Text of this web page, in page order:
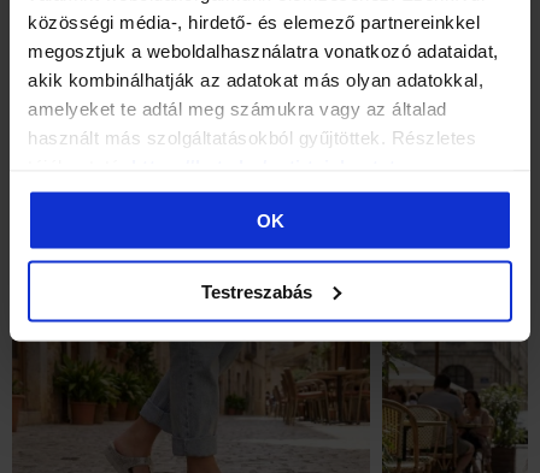
közösségi média-, hirdető- és elemező partnereinkkel
megosztjuk a weboldalhasználatra vonatkozó adataidat,
akik kombinálhatják az adatokat más olyan adatokkal,
amelyeket te adtál meg számukra vagy az általad
használt más szolgáltatásokból gyűjtöttek. Részletes
OK
Testreszabás
Popis
Hodnocení
MOHLO BY VÁS TAKÉ ZAJÍMAT ...